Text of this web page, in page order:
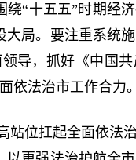
“十五五”时期经
局。要注重系统
导，抓好《中国
依法治市工作合力。
位扛起全面依法